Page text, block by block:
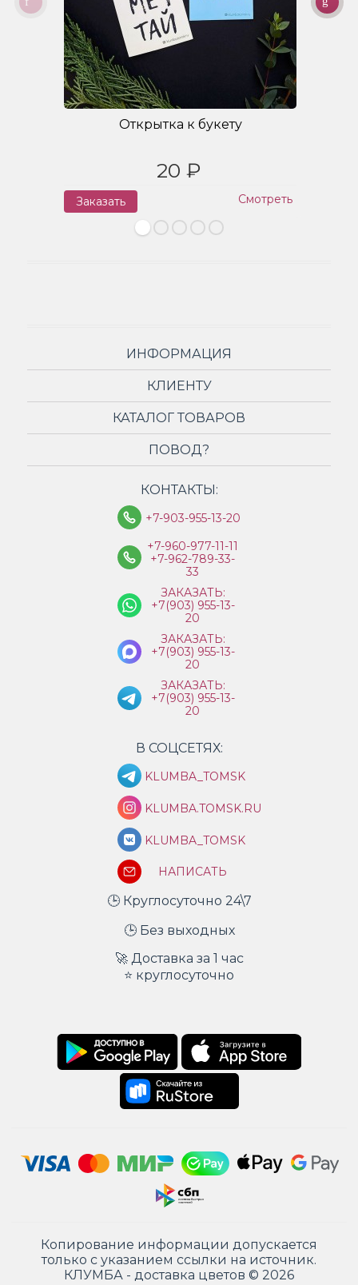
Открытка к букету
20 ₽
Заказать Смотреть
ИНФОРМАЦИЯ
КЛИЕНТУ
КАТАЛОГ ТОВАРОВ
ПОВОД?
КОНТАКТЫ:
+7-903-955-13-20
+7-960-977-11-11
+7-962-789-33-
33
ЗАКАЗАТЬ:
+7(903) 955-13-
20
ЗАКАЗАТЬ:
+7(903) 955-13-
20
ЗАКАЗАТЬ:
+7(903) 955-13-
20
В СОЦСЕТЯХ:
KLUMBA_TOMSK
KLUMBA.TOMSK.RU
KLUMBA_TOMSK
НАПИСАТЬ
🕒 Круглосуточно 24\7
🕒 Без выходных
🚀 Доставка за 1 час
⭐ круглосуточно
Копирование информации допускается
только с указанием ссылки на источник.
КЛУМБА - доставка цветов © 2026